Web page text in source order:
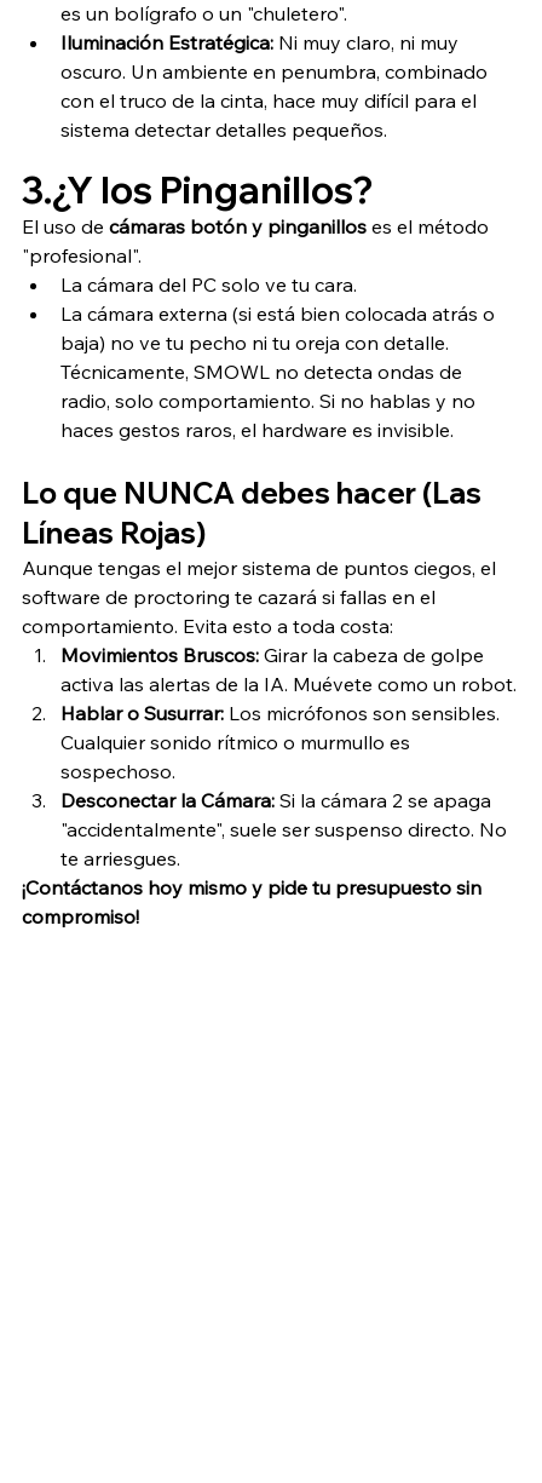
es un bolígrafo o un "chuletero".
Iluminación Estratégica: Ni muy claro, ni muy
oscuro. Un ambiente en penumbra, combinado
con el truco de la cinta, hace muy difícil para el
sistema detectar detalles pequeños.
3.¿Y los Pinganillos?
El uso de cámaras botón y pinganillos es el método
"profesional".
La cámara del PC solo ve tu cara.
La cámara externa (si está bien colocada atrás o
baja) no ve tu pecho ni tu oreja con detalle.
Técnicamente, SMOWL no detecta ondas de
radio, solo comportamiento. Si no hablas y no
haces gestos raros, el hardware es invisible.
Lo que NUNCA debes hacer (Las
Líneas Rojas)
Aunque tengas el mejor sistema de puntos ciegos, el
software de proctoring te cazará si fallas en el
comportamiento. Evita esto a toda costa:
Movimientos Bruscos: Girar la cabeza de golpe
activa las alertas de la IA. Muévete como un robot.
Hablar o Susurrar: Los micrófonos son sensibles.
Cualquier sonido rítmico o murmullo es
sospechoso.
Desconectar la Cámara: Si la cámara 2 se apaga
"accidentalmente", suele ser suspenso directo. No
te arriesgues.
¡Contáctanos hoy mismo y pide tu presupuesto sin
compromiso!